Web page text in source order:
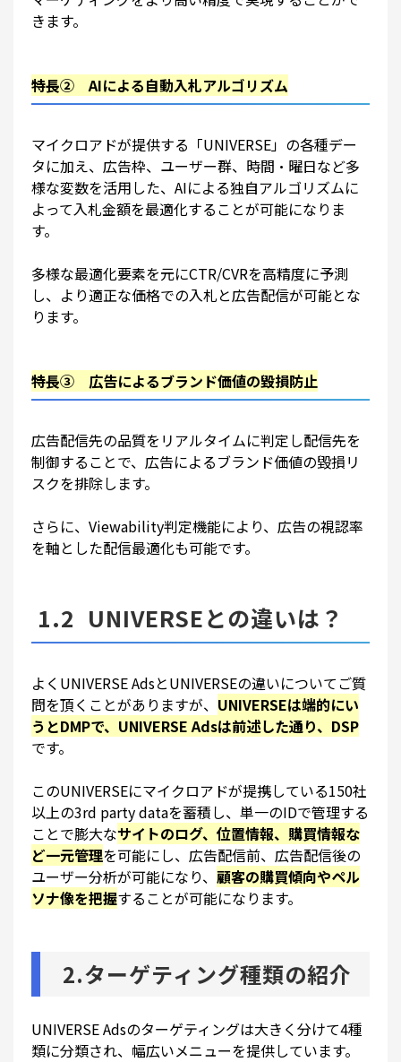
きます。
特長② AIによる自動入札アルゴリズム
マイクロアドが提供する「UNIVERSE」の各種デー
タに加え、広告枠、ユーザー群、時間・曜日など多
様な変数を活用した、AIによる独自アルゴリズムに
よって入札金額を最適化することが可能になりま
す。
多様な最適化要素を元にCTR/CVRを高精度に予測
し、より適正な価格での入札と広告配信が可能とな
ります。
特長③ 広告によるブランド価値の毀損防止
広告配信先の品質をリアルタイムに判定し配信先を
制御することで、広告によるブランド価値の毀損リ
スクを排除します。
さらに、Viewability判定機能により、広告の視認率
を軸とした配信最適化も可能です。
1.2 UNIVERSEとの違いは？
よくUNIVERSE AdsとUNIVERSEの違いについてご質
問を頂くことがありますが、 UNIVERSEは端的にい
うとDMPで、UNIVERSE Adsは前述した通り、DSP
です。
このUNIVERSEにマイクロアドが提携している150社
以上の3rd party dataを蓄積し、 単一のIDで管理する
ことで膨大なサイトのログ、位置情報、購買情報な
ど一元管理を可能にし、広告配信前、広告配信後の
ユーザー分析が可能になり、 顧客の購買傾向やペル
ソナ像を把握することが可能になります。
2.ターゲティング種類の紹介
UNIVERSE Adsのターゲティングは大きく分けて4種
類に分類され、幅広いメニューを提供しています。